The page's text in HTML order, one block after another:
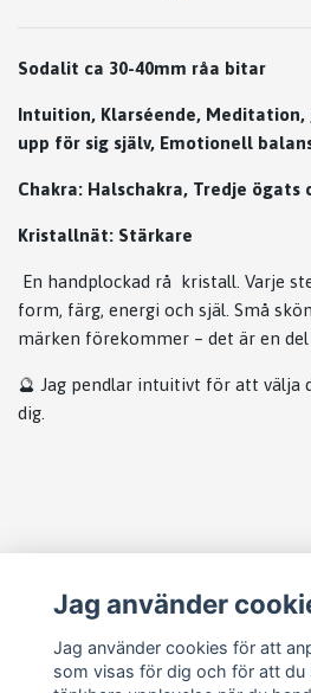
Sodalit ca 30-40mm råa bitar
Intuition, Klarséende, Meditation,
upp för sig själv, Emotionell
Chakra: Halschakra, Tredje ögats
Kristallnät: Stärkare
En handplockad rå kristall. Varje
form, färg, energi och själ. Små
märken förekommer – det är en del
🔮 Jag pendlar intuitivt för att välja
dig.
Läs mer
Köpvillkor
Vanliga
Jag använder
Jag använder cookies för att
som visas för dig och för att du